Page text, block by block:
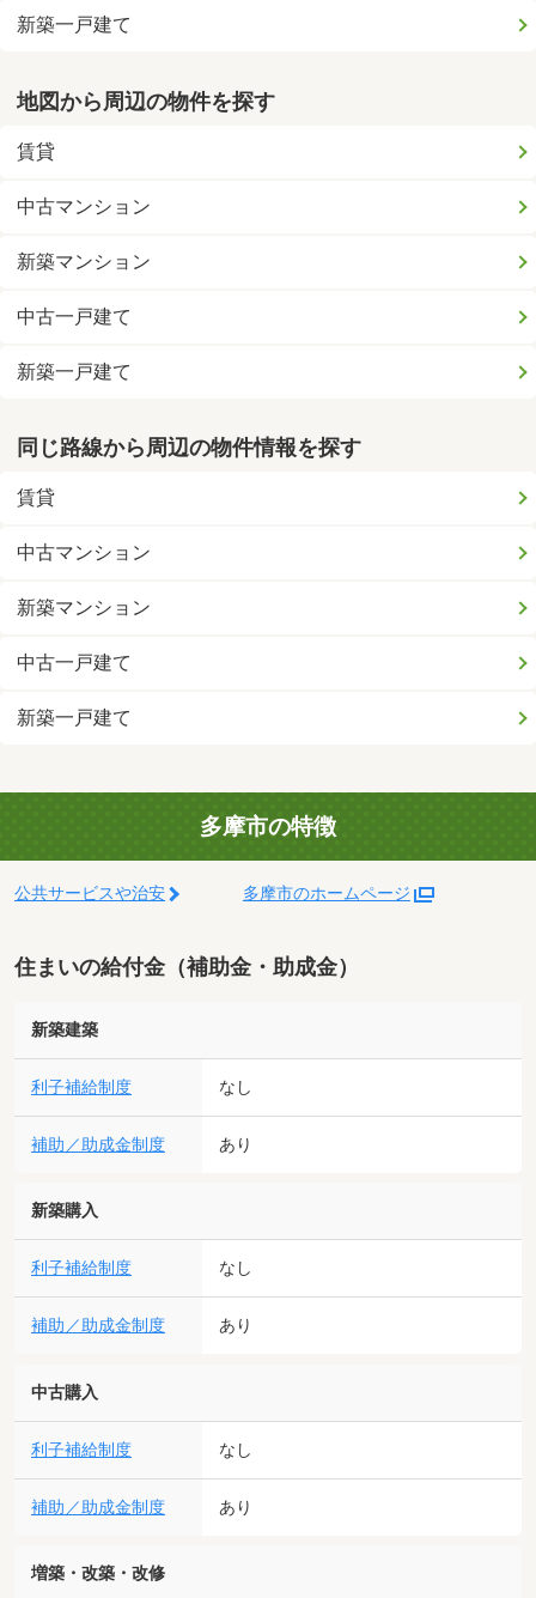
新築一戸建て
地図から周辺の物件を探す
賃貸
中古マンション
新築マンション
中古一戸建て
新築一戸建て
同じ路線から周辺の物件情報を探す
賃貸
中古マンション
新築マンション
中古一戸建て
新築一戸建て
多摩市の特徴
公共サービスや治安 多摩市のホームページ
住まいの給付金（補助金・助成金）
新築建築
利子補給制度 なし
補助／助成金制度 あり
新築購入
利子補給制度 なし
補助／助成金制度 あり
中古購入
利子補給制度 なし
補助／助成金制度 あり
増築・改築・改修